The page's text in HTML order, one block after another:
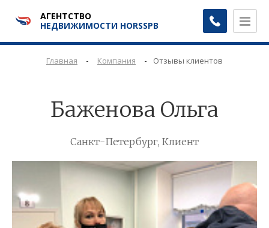
АГЕНТСТВО
НЕДВИЖИМОСТИ HORSSPB
Главная - Компания - Отзывы клиентов
Баженова Ольга
Санкт-Петербург, Клиент